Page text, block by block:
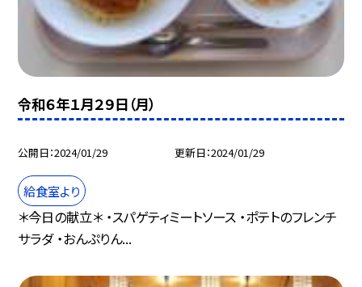
令和６年１月２９日（月）
公開日 2024/01/29 更新日 2024/01/29
給食室より
＊今日の献立＊ ・スパゲティミートソース ・ポテトのフレンチ
サラダ ・おんぷりん...